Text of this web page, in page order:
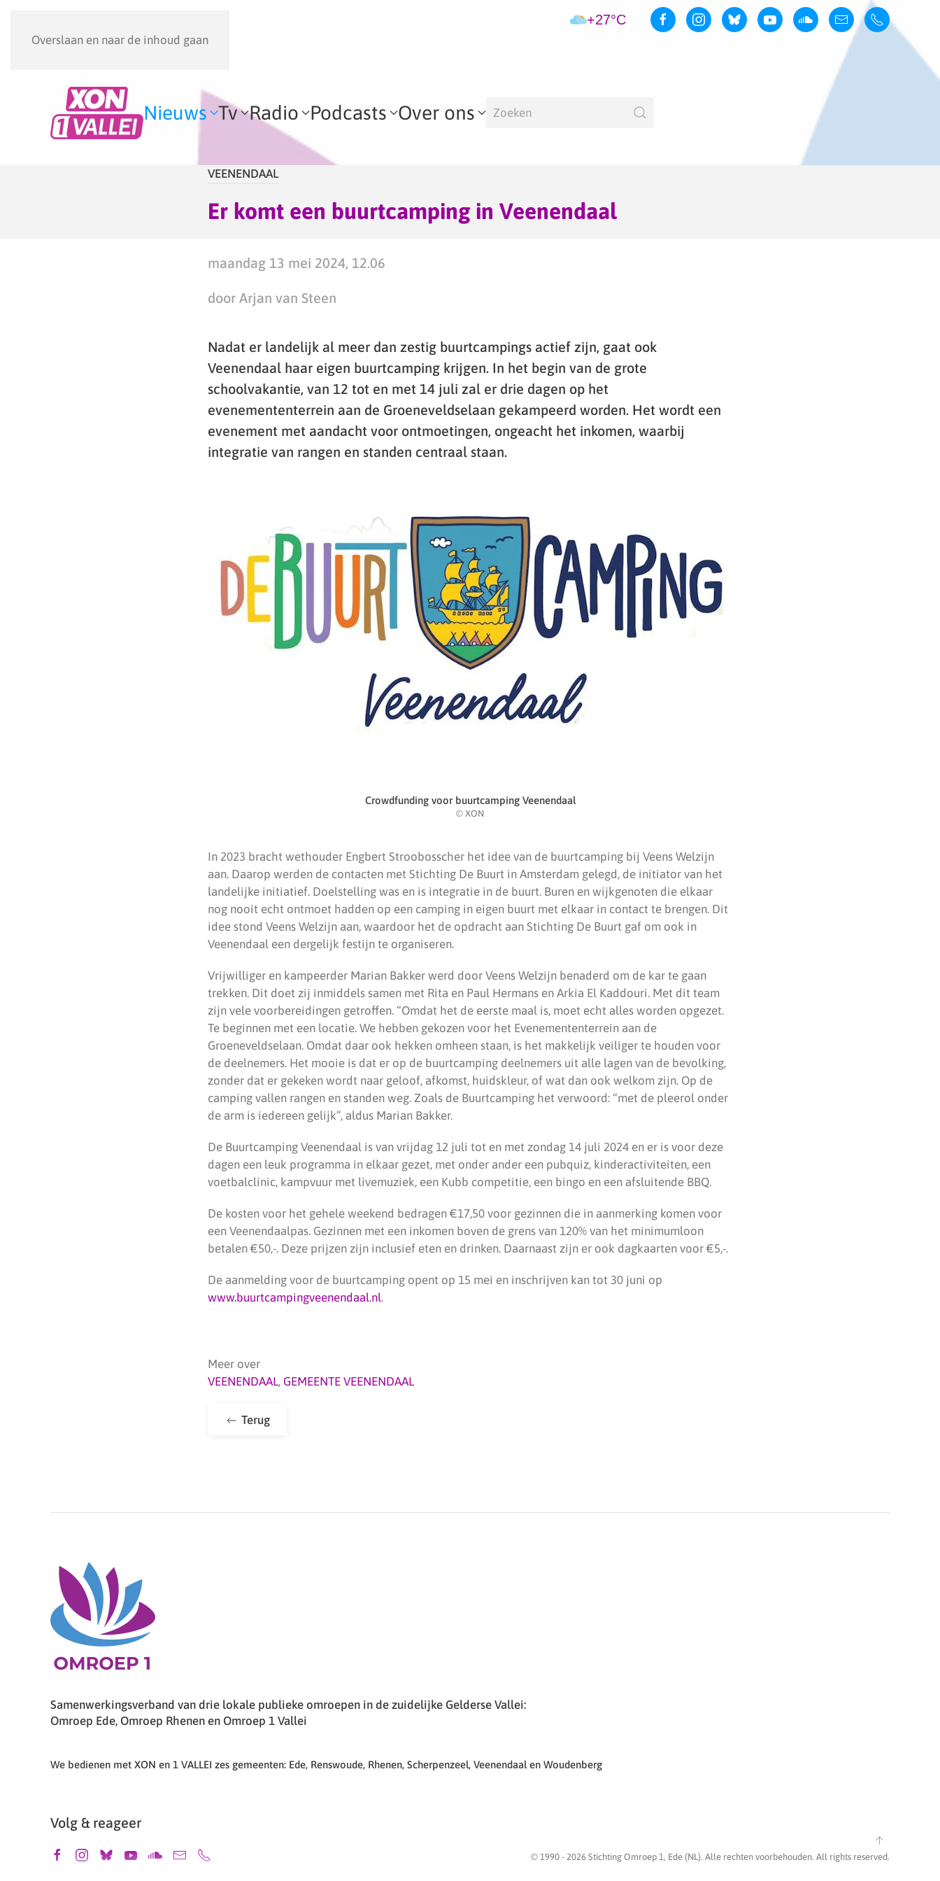
Overslaan en naar de inhoud gaan
+27°C
Nieuws Tv Radio Podcasts Over ons
VEENENDAAL
Er komt een buurtcamping in Veenendaal
maandag 13 mei 2024, 12.06
door Arjan van Steen
Nadat er landelijk al meer dan zestig buurtcampings actief zijn, gaat ook
Veenendaal haar eigen buurtcamping krijgen. In het begin van de grote
schoolvakantie, van 12 tot en met 14 juli zal er drie dagen op het
evenemententerrein aan de Groeneveldselaan gekampeerd worden. Het wordt een
evenement met aandacht voor ontmoetingen, ongeacht het inkomen, waarbij
integratie van rangen en standen centraal staan.
Crowdfunding voor buurtcamping Veenendaal
© XON
In 2023 bracht wethouder Engbert Stroobosscher het idee van de buurtcamping bij Veens Welzijn
aan. Daarop werden de contacten met Stichting De Buurt in Amsterdam gelegd, de initiator van het
landelijke initiatief. Doelstelling was en is integratie in de buurt. Buren en wijkgenoten die elkaar
nog nooit echt ontmoet hadden op een camping in eigen buurt met elkaar in contact te brengen. Dit
idee stond Veens Welzijn aan, waardoor het de opdracht aan Stichting De Buurt gaf om ook in
Veenendaal een dergelijk festijn te organiseren.
Vrijwilliger en kampeerder Marian Bakker werd door Veens Welzijn benaderd om de kar te gaan
trekken. Dit doet zij inmiddels samen met Rita en Paul Hermans en Arkia El Kaddouri. Met dit team
zijn vele voorbereidingen getroffen. “Omdat het de eerste maal is, moet echt alles worden opgezet.
Te beginnen met een locatie. We hebben gekozen voor het Evenemententerrein aan de
Groeneveldselaan. Omdat daar ook hekken omheen staan, is het makkelijk veiliger te houden voor
de deelnemers. Het mooie is dat er op de buurtcamping deelnemers uit alle lagen van de bevolking,
zonder dat er gekeken wordt naar geloof, afkomst, huidskleur, of wat dan ook welkom zijn. Op de
camping vallen rangen en standen weg. Zoals de Buurtcamping het verwoord: “met de pleerol onder
de arm is iedereen gelijk”, aldus Marian Bakker.
De Buurtcamping Veenendaal is van vrijdag 12 juli tot en met zondag 14 juli 2024 en er is voor deze
dagen een leuk programma in elkaar gezet, met onder ander een pubquiz, kinderactiviteiten, een
voetbalclinic, kampvuur met livemuziek, een Kubb competitie, een bingo en een afsluitende BBQ.
De kosten voor het gehele weekend bedragen €17,50 voor gezinnen die in aanmerking komen voor
een Veenendaalpas. Gezinnen met een inkomen boven de grens van 120% van het minimumloon
betalen €50,-. Deze prijzen zijn inclusief eten en drinken. Daarnaast zijn er ook dagkaarten voor €5,-.
De aanmelding voor de buurtcamping opent op 15 mei en inschrijven kan tot 30 juni op
www.buurtcampingveenendaal.nl.
Meer over
VEENENDAAL, GEMEENTE VEENENDAAL
Terug
Samenwerkingsverband van drie lokale publieke omroepen in de zuidelijke Gelderse Vallei:
Omroep Ede, Omroep Rhenen en Omroep 1 Vallei
We bedienen met XON en 1 VALLEI zes gemeenten: Ede, Renswoude, Rhenen, Scherpenzeel, Veenendaal en Woudenberg
Volg & reageer
© 1990 - 2026 Stichting Omroep 1, Ede (NL). Alle rechten voorbehouden. All rights reserved.